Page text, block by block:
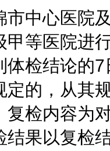
心医院及
甲等医院进
体检结论的
定的，从其
复检内容为
结果以复检